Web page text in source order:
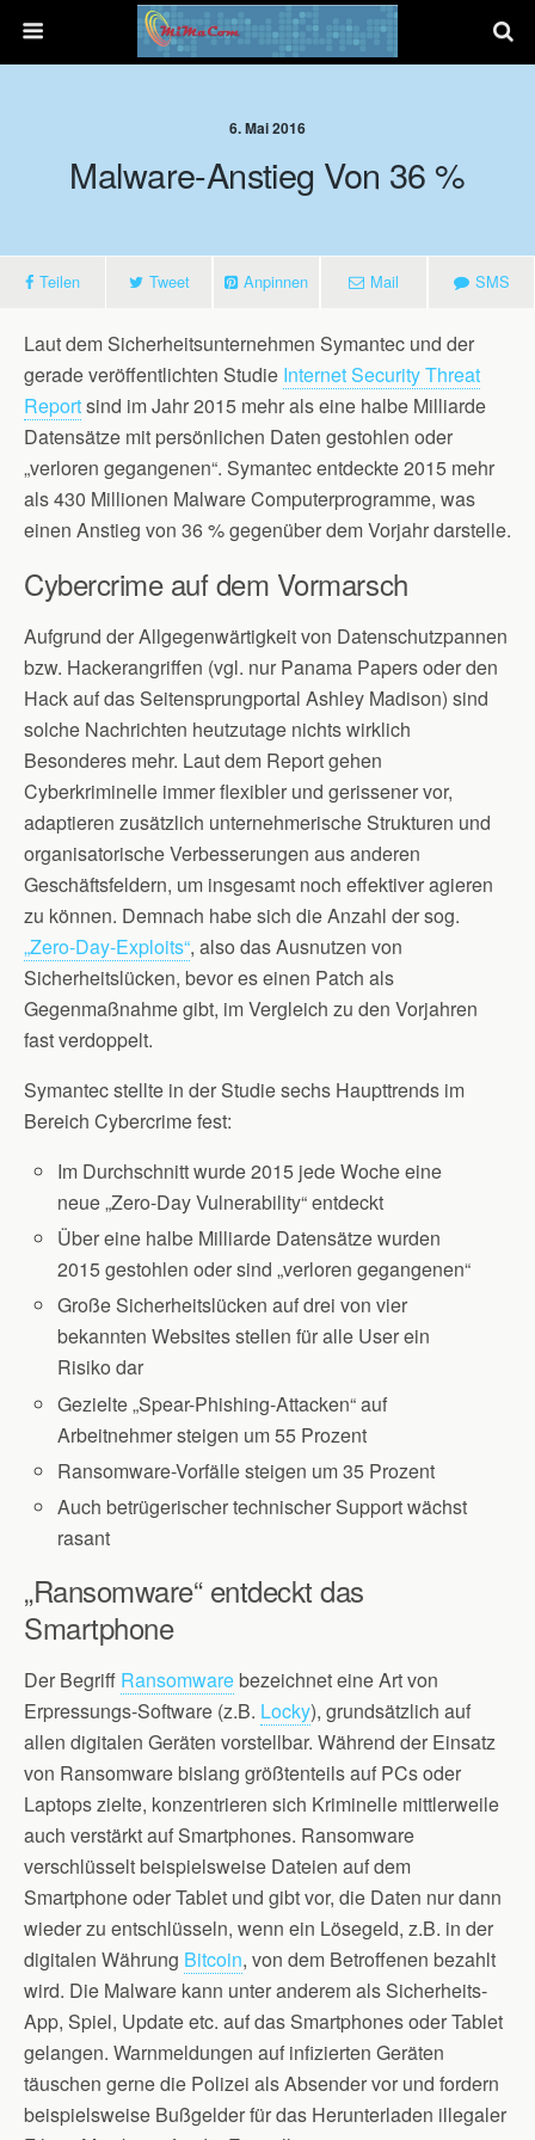
6. Mai 2016
Malware-Anstieg Von 36 %
Teilen Tweet Anpinnen Mail SMS
Laut dem Sicherheitsunternehmen Symantec und der
gerade veröffentlichten Studie Internet Security Threat
Reportsind im Jahr 2015 mehr als eine halbe Milliarde
Datensätze mit persönlichen Daten gestohlen oder
„verloren gegangenen“. Symantec entdeckte 2015 mehr
als 430 Millionen Malware Computerprogramme, was
einen Anstieg von 36 % gegenüber dem Vorjahr darstelle.
Cybercrime auf dem Vormarsch
Aufgrund der Allgegenwärtigkeit von Datenschutzpannen
bzw. Hackerangriffen (vgl. nur Panama Papers oder den
Hack auf das Seitensprungportal Ashley Madison) sind
solche Nachrichten heutzutage nichts wirklich
Besonderes mehr. Laut dem Report gehen
Cyberkriminelle immer flexibler und gerissener vor,
adaptieren zusätzlich unternehmerische Strukturen und
organisatorische Verbesserungen aus anderen
Geschäftsfeldern, um insgesamt noch effektiver agieren
zu können. Demnach habe sich die Anzahl der sog.
„Zero-Day-Exploits“, also das Ausnutzen von
Sicherheitslücken, bevor es einen Patch als
Gegenmaßnahme gibt, im Vergleich zu den Vorjahren
fast verdoppelt.
Symantec stellte in der Studie sechs Haupttrends im
Bereich Cybercrime fest:
Im Durchschnitt wurde 2015 jede Woche eine
neue „Zero-Day Vulnerability“ entdeckt
Über eine halbe Milliarde Datensätze wurden
2015 gestohlen oder sind „verloren gegangenen“
Große Sicherheitslücken auf drei von vier
bekannten Websites stellen für alle User ein
Risiko dar
Gezielte „Spear-Phishing-Attacken“ auf
Arbeitnehmer steigen um 55 Prozent
Ransomware-Vorfälle steigen um 35 Prozent
Auch betrügerischer technischer Support wächst
rasant
„Ransomware“ entdeckt das
Smartphone
Der Begriff Ransomwarebezeichnet eine Art von
Erpressungs-Software (z.B. Locky), grundsätzlich auf
allen digitalen Geräten vorstellbar. Während der Einsatz
von Ransomware bislang größtenteils auf PCs oder
Laptops zielte, konzentrieren sich Kriminelle mittlerweile
auch verstärkt auf Smartphones. Ransomware
verschlüsselt beispielsweise Dateien auf dem
Smartphone oder Tablet und gibt vor, die Daten nur dann
wieder zu entschlüsseln, wenn ein Lösegeld, z.B. in der
digitalen Währung Bitcoin, von dem Betroffenen bezahlt
wird. Die Malware kann unter anderem als Sicherheits-
App, Spiel, Update etc. auf das Smartphones oder Tablet
gelangen. Warnmeldungen auf infizierten Geräten
täuschen gerne die Polizei als Absender vor und fordern
beispielsweise Bußgelder für das Herunterladen illegaler